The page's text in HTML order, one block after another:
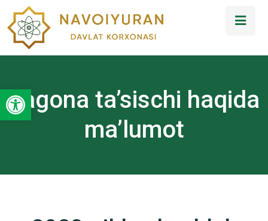
Open toolbarYagona ta’sischi haqida
ma’lumot